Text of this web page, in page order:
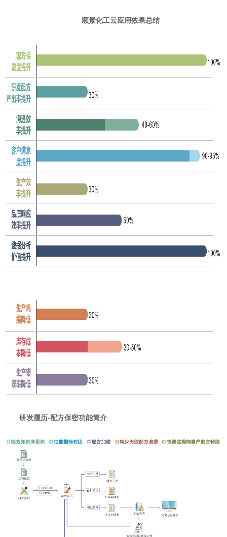
顺景化工云应用效果总结
研发履历-配方保密功能简介